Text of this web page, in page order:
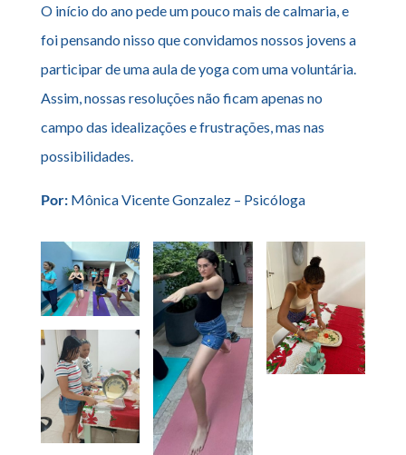
O início do ano pede um pouco mais de calmaria, e
foi pensando nisso que convidamos nossos jovens a
participar de uma aula de yoga com uma voluntária.
Assim, nossas resoluções não ficam apenas no
campo das idealizações e frustrações, mas nas
possibilidades.
Por:Mônica Vicente Gonzalez – Psicóloga